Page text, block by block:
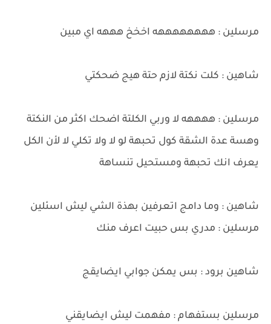
مرسلين : ههههههههه اخخخ هههه اي مبين
شاهين : كلت نكتة لازم حتة هيج ضحكتي
مرسلين : ههههه لا وربي الكلتة اضحك اكثر من النكتة
وهسة عدة الشقة كول تحبهة لو لا ولا تكلي لا لأن الكل
يعرف انك تحبهة ومستحيل تنساهة
شاهين : وما دامج اتعرفين بهذة الشي ليش اسئلين
مرسلين : مدري بس حبيت اعرف منك
شاهين برود : بس يمكن جوابي ايضايقج
مرسلين بستفهام : مفهمت ليش ايضايقني